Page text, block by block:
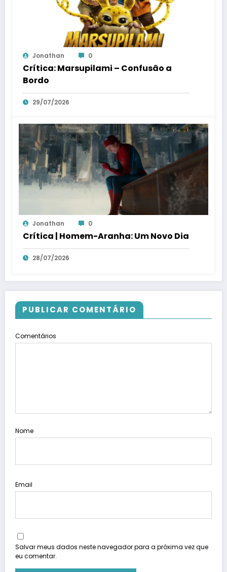
Jonathan 0
Crítica: Marsupilami – Confusão a
Bordo
29/07/2026
Jonathan 0
Crítica | Homem-Aranha: Um Novo Dia
28/07/2026
PUBLICAR COMENTÁRIO
Comentários
Nome
Email
Salvar meus dados neste navegador para a próxima vez que
eu comentar.